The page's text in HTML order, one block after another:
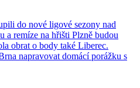
do nové ligové sezony nad
a remíze na hřišti Plzně budou
obrat o body také Liberec.
napravovat domácí porážku s